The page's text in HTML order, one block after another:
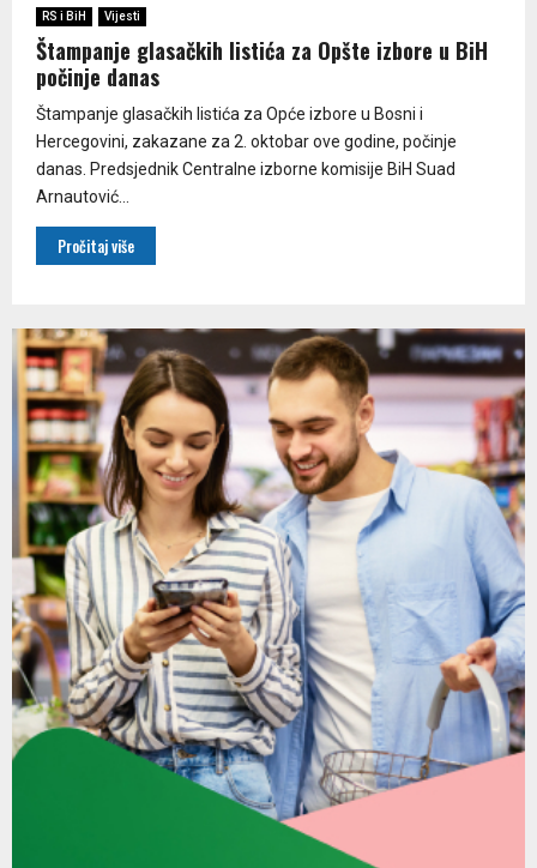
RS i BiH Vijesti
Štampanje glasačkih listića za Opšte izbore u BiH
počinje danas
Štampanje glasačkih listića za Opće izbore u Bosni i
Hercegovini, zakazane za 2. oktobar ove godine, počinje
danas. Predsjednik Centralne izborne komisije BiH Suad
Arnautović...
Pročitaj više